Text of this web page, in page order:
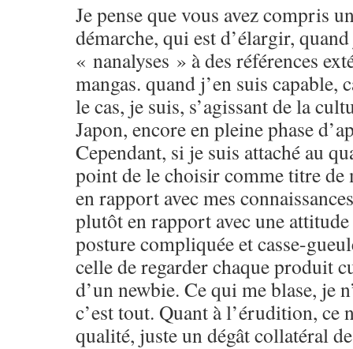
Je pense que vous avez compris
démarche, qui est d’élargir,
« nanalyses » à des références
mangas. quand j’en suis capable,
le cas, je suis, s’agissant de la
Japon, encore en pleine phase
Cependant, si je suis attaché au
point de le choisir comme titre de
en rapport avec mes
plutôt en rapport avec une
posture compliquée et casse-
celle de regarder chaque produit
d’un newbie. Ce qui me blase, je
c’est tout. Quant à l’érudition, ce
qualité, juste un dégât collatéral